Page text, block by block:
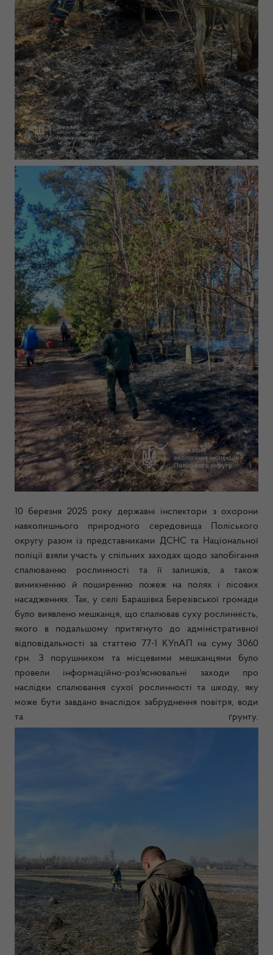
10 березня 2025 року державні інспектори з охорони
навколишнього природного середовища Поліського
округу разом із представниками ДСНС та Національної
поліції взяли участь у спільних заходах щодо запобігання
спалюванню рослинності та її залишків, а також
виникненню й поширенню пожеж на полях і лісових
насадженнях. Так, у селі Барашівка Березівської громади
було виявлено мешканця, що спалював суху рослинність,
якого в подальшому притягнуто до адміністративної
відповідальності за статтею 77-1 КУпАП на суму 3060
грн. З порушником та місцевими мешканцями було
провели інформаційно-роз'яснювальні заходи про
наслідки спалювання сухої рослинності та шкоду, яку
може бути завдано внаслідок забруднення повітря, води
та ґрунту.